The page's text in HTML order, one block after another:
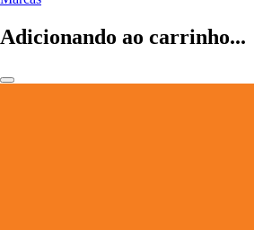
Adicionando ao carrinho...